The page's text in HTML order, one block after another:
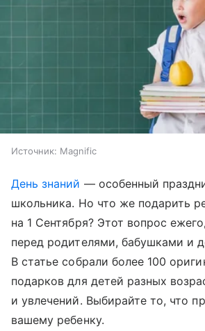
Источник: Magnific
День знаний — особенный
школьника. Но что же подарить
на 1 Сентября? Этот вопрос
перед родителями, бабушками и
В статье собрали более 100
подарков для детей разных
и увлечений. Выбирайте то, что
вашему ребенку.